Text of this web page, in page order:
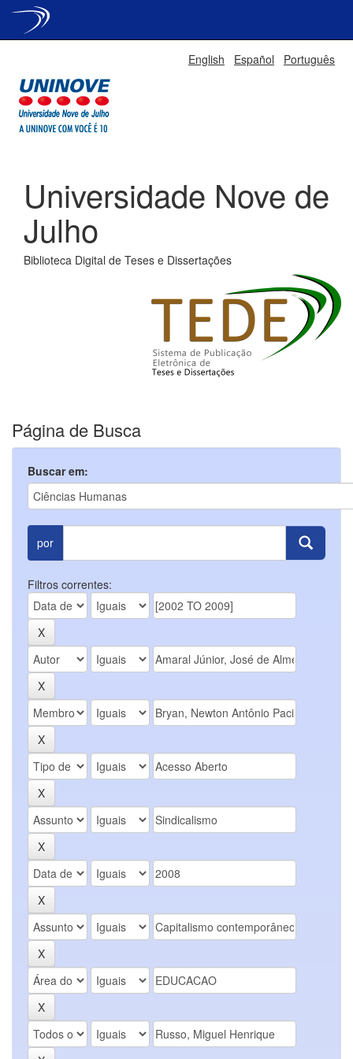
English Español Português
Universidade Nove de
Julho
Biblioteca Digital de Teses e Dissertações
Página de Busca
Buscar em:
por
Filtros correntes: